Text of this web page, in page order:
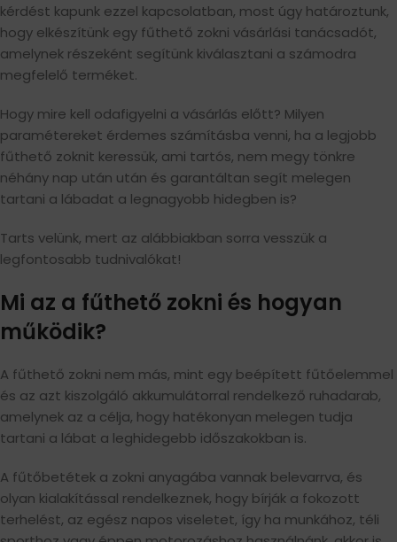
kérdést kapunk ezzel kapcsolatban, most úgy határoztunk,
hogy elkészítünk egy fűthető zokni vásárlási tanácsadót,
amelynek részeként segítünk kiválasztani a számodra
megfelelő terméket.
Hogy mire kell odafigyelni a vásárlás előtt? Milyen
paramétereket érdemes számításba venni, ha a legjobb
fűthető zoknit keressük, ami tartós, nem megy tönkre
néhány nap után után és garantáltan segít melegen
tartani a lábadat a legnagyobb hidegben is?
Tarts velünk, mert az alábbiakban sorra vesszük a
legfontosabb tudnivalókat!
Mi az a fűthető zokni és hogyan
működik?
A fűthető zokni nem más, mint egy beépített fűtőelemmel
és az azt kiszolgáló akkumulátorral rendelkező ruhadarab,
amelynek az a célja, hogy hatékonyan melegen tudja
tartani a lábat a leghidegebb időszakokban is.
A fűtőbetétek a zokni anyagába vannak belevarrva, és
olyan kialakítással rendelkeznek, hogy bírják a fokozott
terhelést, az egész napos viseletet, így ha munkához, téli